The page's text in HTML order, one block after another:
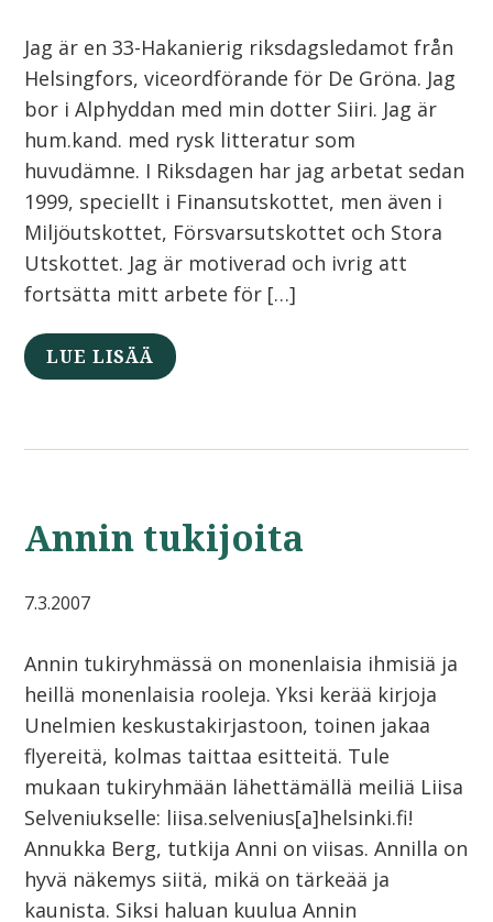
Jag är en 33-Hakanierig riksdagsledamot från
Helsingfors, viceordförande för De Gröna. Jag
bor i Alphyddan med min dotter Siiri. Jag är
hum.kand. med rysk litteratur som
huvudämne. I Riksdagen har jag arbetat sedan
1999, speciellt i Finansutskottet, men även i
Miljöutskottet, Försvarsutskottet och Stora
Utskottet. Jag är motiverad och ivrig att
fortsätta mitt arbete för […]
LUE LISÄÄ
Annin tukijoita
7.3.2007
Annin tukiryhmässä on monenlaisia ihmisiä ja
heillä monenlaisia rooleja. Yksi kerää kirjoja
Unelmien keskustakirjastoon, toinen jakaa
flyereitä, kolmas taittaa esitteitä. Tule
mukaan tukiryhmään lähettämällä meiliä Liisa
Selveniukselle: liisa.selvenius[a]helsinki.fi!
Annukka Berg, tutkija Anni on viisas. Annilla on
hyvä näkemys siitä, mikä on tärkeää ja
kaunista. Siksi haluan kuulua Annin